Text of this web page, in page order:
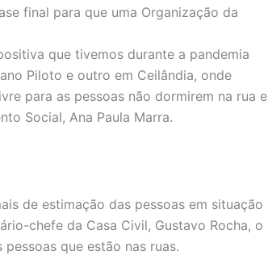
final para que uma Organização da
que tivemos durante a pandemia
Piloto e outro em Ceilândia, onde
para as pessoas não dormirem na rua e
Social, Ana Paula Marra.
de estimação das pessoas em situação
chefe da Casa Civil, Gustavo Rocha, o
que estão nas ruas.